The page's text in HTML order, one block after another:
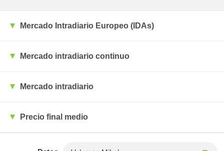
Mercado Intradiario Europeo (IDAs)
Mercado intradiario continuo
Mercado intradiario
Precio final medio